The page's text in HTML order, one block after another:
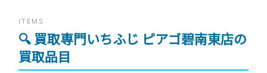
ITEMS
🔍 買取専門いちふじ ピアゴ碧南東店の
買取品目